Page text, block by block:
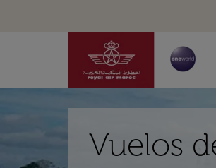
Vuelos